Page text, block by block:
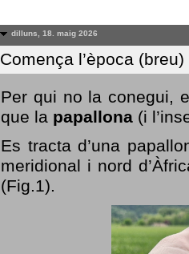
dilluns, 18. maig 2026
Comença l’època
Per qui no la conegui,
que la papallona (i
Es tracta d’una
meridional i nord
(Fig.1).